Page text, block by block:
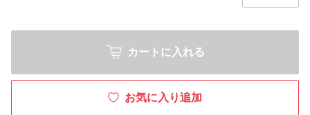
カートに入れる
お気に入り追加